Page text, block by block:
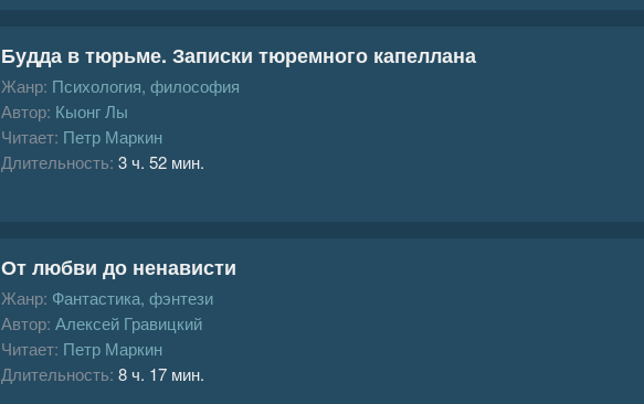
Будда в тюрьме. Записки тюремного капеллана
Жанр: Психология, философия
Автор: Кыонг Лы
Читает: Петр Маркин
Длительность: 3 ч. 52 мин.
От любви до ненависти
Жанр: Фантастика, фэнтези
Автор: Алексей Гравицкий
Читает: Петр Маркин
Длительность: 8 ч. 17 мин.